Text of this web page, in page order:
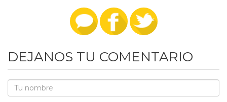
DEJANOS TU COMENTARIO